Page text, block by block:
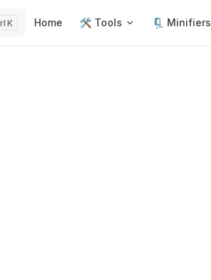
K Home 🛠️ Tools 🗜️ Minifiers